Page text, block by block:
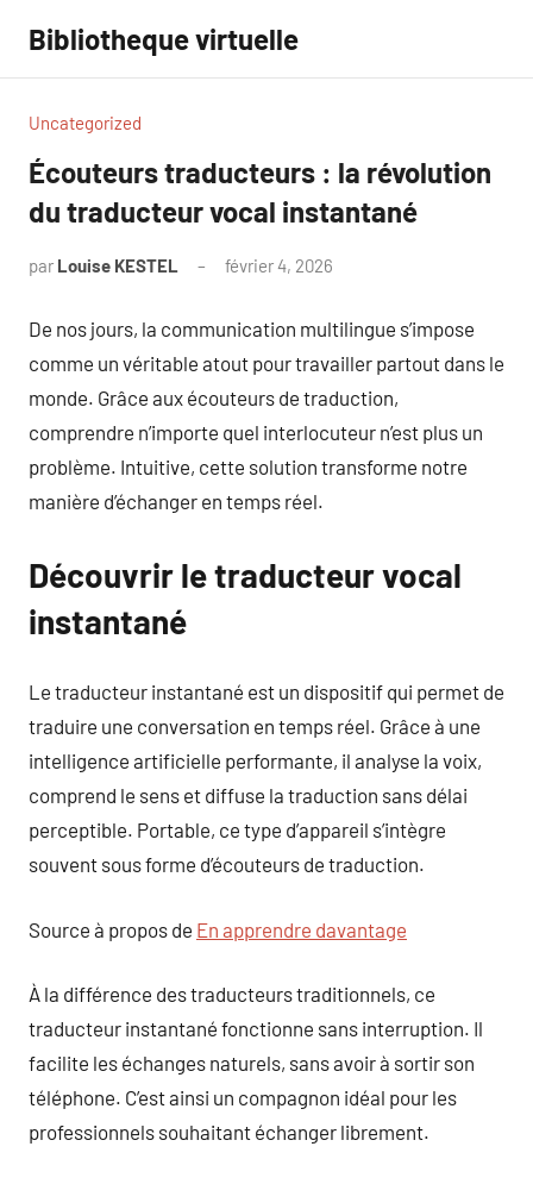
contenu
Bibliotheque virtuelle
Uncategorized
Écouteurs traducteurs : la révolution
du traducteur vocal instantané
par Louise KESTEL février 4, 2026
De nos jours, la communication multilingue s’impose
comme un véritable atout pour travailler partout dans le
monde. Grâce aux écouteurs de traduction,
comprendre n’importe quel interlocuteur n’est plus un
problème. Intuitive, cette solution transforme notre
manière d’échanger en temps réel.
Découvrir le traducteur vocal
instantané
Le traducteur instantané est un dispositif qui permet de
traduire une conversation en temps réel. Grâce à une
intelligence artificielle performante, il analyse la voix,
comprend le sens et diffuse la traduction sans délai
perceptible. Portable, ce type d’appareil s’intègre
souvent sous forme d’écouteurs de traduction.
Source à propos de En apprendre davantage
À la différence des traducteurs traditionnels, ce
traducteur instantané fonctionne sans interruption. Il
facilite les échanges naturels, sans avoir à sortir son
téléphone. C’est ainsi un compagnon idéal pour les
professionnels souhaitant échanger librement.